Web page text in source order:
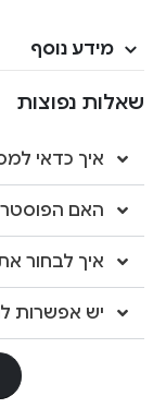
מידע נוסף
שאלות נפוצות
איך כדאי
האם
איך לבחור
יש אפשרות